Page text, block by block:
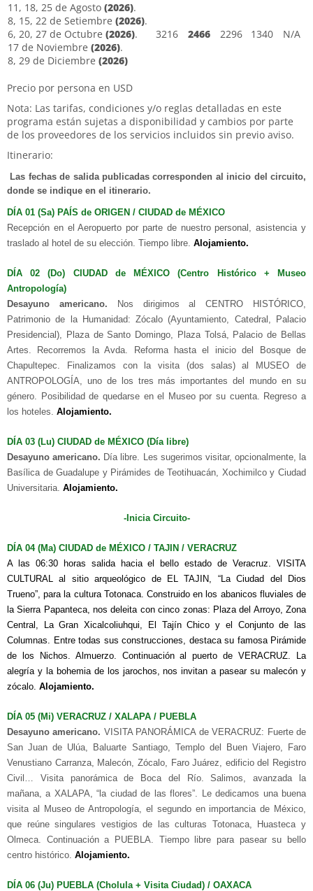
11, 18, 25 de Agosto (2026).
8, 15, 22 de Setiembre (2026).
6, 20, 27 de Octubre (2026).
17 de Noviembre (2026).
8, 29 de Diciembre (2026)
3216 2466 2296 1340 N/A
Precio por persona en USD
Nota: Las tarifas, condiciones y/o reglas detalladas en este
programa están sujetas a disponibilidad y cambios por parte
de los proveedores de los servicios incluidos sin previo aviso.
Itinerario:
Las fechas de salida publicadas corresponden al inicio del circuito,
donde se indique en el itinerario.
DÍA 01 (Sa) PAÍS de ORIGEN / CIUDAD de MÉXICO
Recepción en el Aeropuerto por parte de nuestro personal, asistencia y
traslado al hotel de su elección. Tiempo libre. Alojamiento.
DÍA 02 (Do) CIUDAD de MÉXICO(Centro Histórico + Museo
Antropología)
Desayuno americano. Nos dirigimos al CENTRO HISTÓRICO,
Patrimonio de la Humanidad: Zócalo (Ayuntamiento, Catedral, Palacio
Presidencial), Plaza de Santo Domingo, Plaza Tolsá, Palacio de Bellas
Artes. Recorremos la Avda. Reforma hasta el inicio del Bosque de
Chapultepec. Finalizamos con la visita (dos salas) al MUSEO de
ANTROPOLOGÍA, uno de los tres más importantes del mundo en su
género. Posibilidad de quedarse en el Museo por su cuenta. Regreso a
los hoteles. Alojamiento.
DÍA 03 (Lu) CIUDAD de MÉXICO (Día libre)
Desayuno americano. Día libre. Les sugerimos visitar, opcionalmente, la
Basílica de Guadalupe y Pirámides de Teotihuacán, Xochimilco y Ciudad
Universitaria. Alojamiento.
-Inicia Circuito-
DÍA 04 (Ma) CIUDAD de MÉXICO / TAJIN / VERACRUZ
A las 06:30 horas salida hacia el bello estado de Veracruz. VISITA
CULTURAL al sitio arqueológico de EL TAJIN, “La Ciudad del Dios
Trueno”, para la cultura Totonaca. Construido en los abanicos fluviales de
la Sierra Papanteca, nos deleita con cinco zonas: Plaza del Arroyo, Zona
Central, La Gran Xicalcoliuhqui, El Tajín Chico y el Conjunto de las
Columnas. Entre todas sus construcciones, destaca su famosa Pirámide
de los Nichos. Almuerzo. Continuación al puerto de VERACRUZ. La
alegría y la bohemia de los jarochos, nos invitan a pasear su malecón y
zócalo. Alojamiento.
DÍA 05 (Mi) VERACRUZ / XALAPA / PUEBLA
Desayuno americano. VISITA PANORÁMICA de VERACRUZ: Fuerte de
San Juan de Ulúa, Baluarte Santiago, Templo del Buen Viajero, Faro
Venustiano Carranza, Malecón, Zócalo, Faro Juárez, edificio del Registro
Civil… Visita panorámica de Boca del Río. Salimos, avanzada la
mañana, a XALAPA, “la ciudad de las flores”. Le dedicamos una buena
visita al Museo de Antropología, el segundo en importancia de México,
que reúne singulares vestigios de las culturas Totonaca, Huasteca y
Olmeca. Continuación a PUEBLA. Tiempo libre para pasear su bello
centro histórico. Alojamiento.
DÍA 06 (Ju) PUEBLA (Cholula + Visita Ciudad) / OAXACA